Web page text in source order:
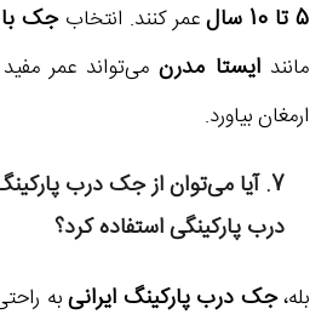
5 تا 10 سال عمر کنند. انتخابجک
مانندایستا مدرنمی‌تواند عمر
ارمغان بیاورد.
7. آیا می‌توان از جک درب
درب پارکینگی استفاده کرد؟
بله،جک درب پارکینگ ایرانیبه